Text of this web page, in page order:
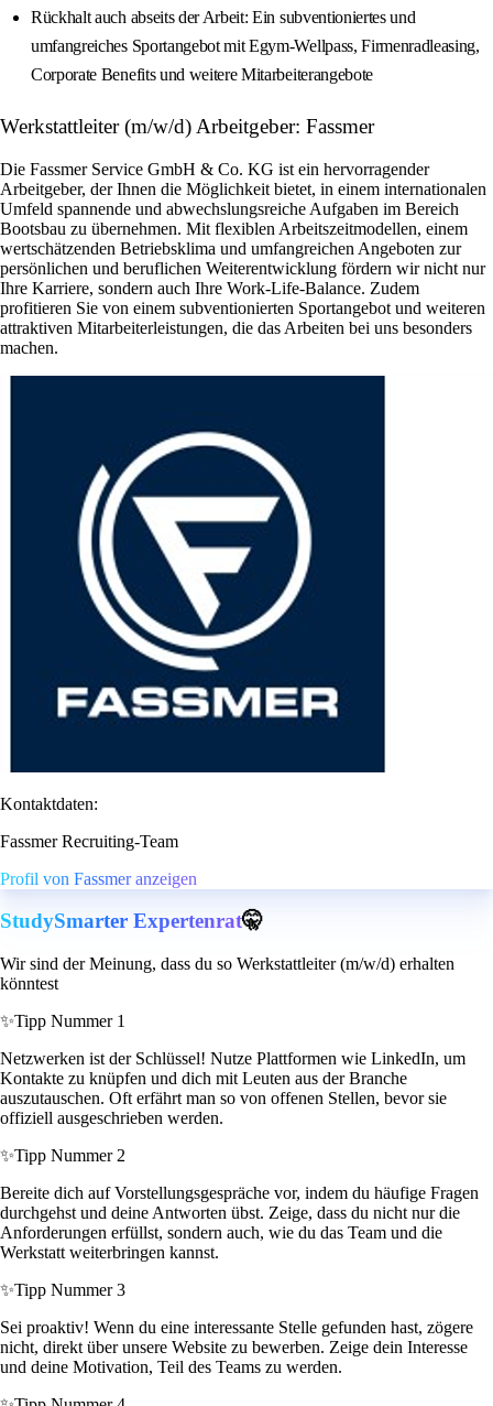
Rückhalt auch abseits der Arbeit: Ein subventioniertes und
umfangreiches Sportangebot mit Egym-Wellpass, Firmenradleasing,
Corporate Benefits und weitere Mitarbeiterangebote
Werkstattleiter (m/w/d) Arbeitgeber: Fassmer
Die Fassmer Service GmbH & Co. KG ist ein hervorragender
Arbeitgeber, der Ihnen die Möglichkeit bietet, in einem internationalen
Umfeld spannende und abwechslungsreiche Aufgaben im Bereich
Bootsbau zu übernehmen. Mit flexiblen Arbeitszeitmodellen, einem
wertschätzenden Betriebsklima und umfangreichen Angeboten zur
persönlichen und beruflichen Weiterentwicklung fördern wir nicht nur
Ihre Karriere, sondern auch Ihre Work-Life-Balance. Zudem
profitieren Sie von einem subventionierten Sportangebot und weiteren
attraktiven Mitarbeiterleistungen, die das Arbeiten bei uns besonders
machen.
Kontaktdaten:
Fassmer Recruiting-Team
Profil von Fassmer anzeigen
StudySmarter Expertenrat🤫
Wir sind der Meinung, dass du so Werkstattleiter (m/w/d) erhalten
könntest
✨Tipp Nummer 1
Netzwerken ist der Schlüssel! Nutze Plattformen wie LinkedIn, um
Kontakte zu knüpfen und dich mit Leuten aus der Branche
auszutauschen. Oft erfährt man so von offenen Stellen, bevor sie
offiziell ausgeschrieben werden.
✨Tipp Nummer 2
Bereite dich auf Vorstellungsgespräche vor, indem du häufige Fragen
durchgehst und deine Antworten übst. Zeige, dass du nicht nur die
Anforderungen erfüllst, sondern auch, wie du das Team und die
Werkstatt weiterbringen kannst.
✨Tipp Nummer 3
Sei proaktiv! Wenn du eine interessante Stelle gefunden hast, zögere
nicht, direkt über unsere Website zu bewerben. Zeige dein Interesse
und deine Motivation, Teil des Teams zu werden.